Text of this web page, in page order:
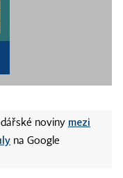
noviny mezi
na Google